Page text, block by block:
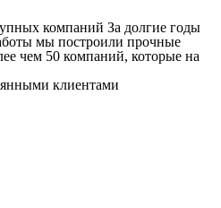
компаний За долгие годы
мы построили прочные
чем 50 компаний, которые на
клиентами